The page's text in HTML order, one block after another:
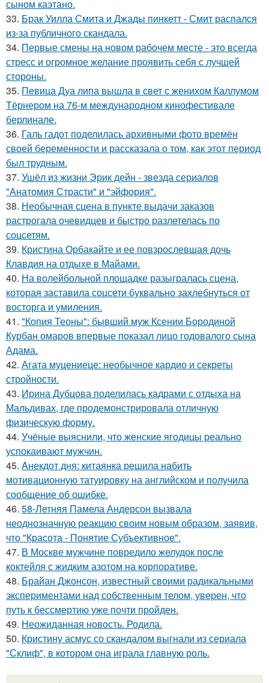
сыном каэтано.
33. Брак Уилла Смита и Джады пинкетт - Смит распался
из-за публичного скандала.
34. Первые смены на новом рабочем месте - это всегда
стресс и огромное желание проявить себя с лучшей
стороны.
35. Певица Дуа липа вышла в свет с женихом Каллумом
Тёрнером на 76-м международном кинофестивале
берлинале.
36. Галь гадот поделилась архивными фото времён
своей беременности и рассказала о том, как этот период
был трудным.
37. Ушёл из жизни Эрик дейн - звезда сериалов
"Анатомия Страсти" и "эйфория".
38. Необычная сцена в пункте выдачи заказов
растрогала очевидцев и быстро разлетелась по
соцсетям.
39. Кристина Орбакайте и ее повзрослевшая дочь
Клавдия на отдыхе в Майами.
40. На волейбольной площадке разыгралась сцена,
которая заставила соцсети буквально захлебнуться от
восторга и умиления.
41. "Копия Теоны": бывший муж Ксении Бородиной
Курбан омаров впервые показал лицо годовалого сына
Адама.
42. Агата муцениеце: необычное кардио и секреты
стройности.
43. Ирина Дубцова поделилась кадрами с отдыха на
Мальдивах, где продемонстрировала отличную
физическую форму.
44. Учёные выяснили, что женские ягодицы реально
успокаивают мужчин.
45. Aнекдот дня: китаянка решила набить
мотивационную татуировку на английском и получила
сообщение об ошибке.
46. 58-Летняя Памела Андерсон вызвала
неоднозначную реакцию своим новым образом, заявив,
что "Красота - Понятие Субъективное".
47. В Москве мужчине повредило желудок после
коктейля с жидким азотом на корпоративе.
48. Брайан Джонсон, известный своими радикальными
экспериментами над собственным телом, уверен, что
путь к бессмертию уже почти пройден.
49. Неожиданная новость. Родила.
50. Кристину асмус со скандалом выгнали из сериала
"Склиф", в котором она играла главную роль.